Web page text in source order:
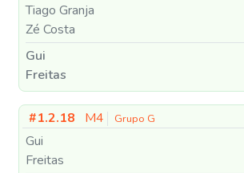
Tiago Granja
Zé Costa
Gui
Freitas
#1.2.18 M4 Grupo G
Gui
Freitas